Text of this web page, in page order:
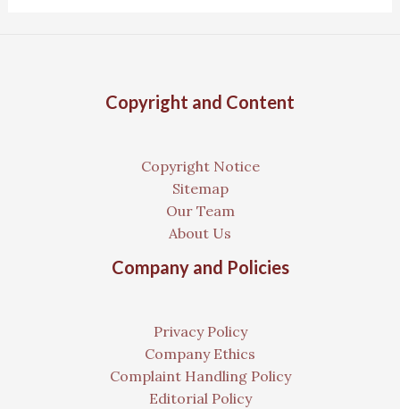
Copyright and Content
Copyright Notice
Sitemap
Our Team
About Us
Company and Policies
Privacy Policy
Company Ethics
Complaint Handling Policy
Editorial Policy